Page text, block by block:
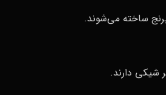
برنج ساخته می‌شوند.
شیکی دارند.